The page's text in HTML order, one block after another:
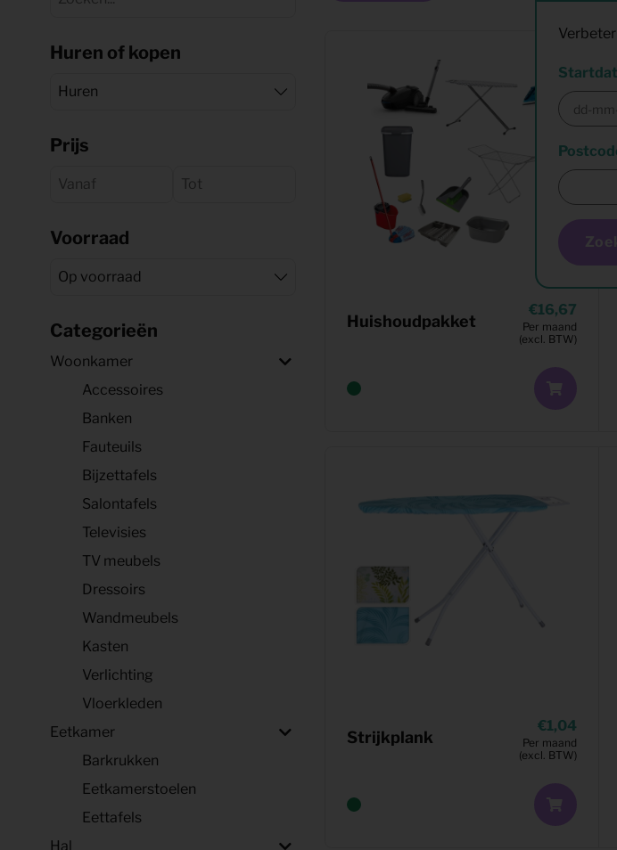
Offerte aanvragen
Huren of kopen
Prijs
Voorraad
Categorieën
Woonkamer
Accessoires
Banken
Fauteuils
Bijzettafels
Salontafels
Televisies
TV meubels
Dressoirs
Wandmeubels
Kasten
Verlichting
Vloerkleden
Eetkamer
Barkrukken
Eetkamerstoelen
Eettafels
Hal
Huishoudpakket
16,67
Per maand
(excl. BTW)
Strijkplank
1,04
Per maand
(excl. BTW)